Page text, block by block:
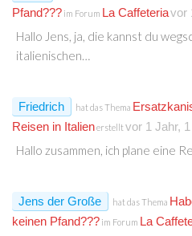
Pfand??? im Forum La Caffeteriavor
Hallo Jens, ja, die kannst du
italienischen…
Friedrich hat das Thema
Reisen in Italienerstellt vor 1 Jahr,
Hallo zusammen, ich plane eine
Jens der Große hat das Thema
keinen Pfand??? im Forum La